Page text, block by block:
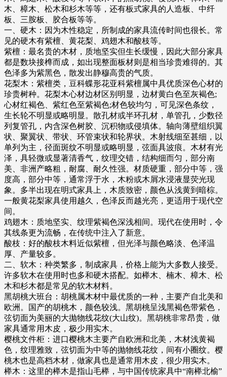
木、樟木、松木和杉木等等，还有板式家具的人造板、中纤
板、三胺板、胶合板等等。
一、硬木：因为木性稳定，所制成的家具流传时间也很长。常
见的硬木有紫檀、黄花梨、鸡翅木和酸枝等。
紫檀：最名贵的木材，质地坚实但生长缓慢，因此大部分家具
都是数块接榫而成，如出现整面板材则是相当珍贵难得的。其
色泽多为紫黑色，散发出静穆高贵的气质。
花梨木：紫檀类，豆科蝶形花亚科紫檀属中具优质深色心材的
珍贵树种。花梨木心材边材区别明显，边材黄白色至灰褐色;
心材红褐色、紫红色至紫褐色;材色较均匀，可见深色条纹，
生长轮不明显或略明显。散孔材或半环孔材，单管孔，少数径
列复管孔，内含深色树胶、沉积物或侵填体。轴向薄壁组织翼
状、聚翼状、带状、环管束状和轮界状。木射线细至甚细，以
单列为主，径面斑纹不明显或略明显，弦面具波痕。木材有光
泽，具轻微或显著清香气，纹理交错，结构细而匀，部分南
美、非洲产略粗，耐腐、耐久性强。材质硬重，部分中等，强
度高，部分中等，通常浮于水，木粉或木屑水浸液显荧光现
象。多半出现在明式家具上，木质致密，颜色从浅黄到暗棕。
一般黄花梨家具使用越久，色泽反而越光亮，更适用于现代空
间。
鸡翅木：质地坚实、纹理紫褐色深浅相间。现代在使用时，令
其线条更为流畅，在传统中注入了新意。
酸枝：好的酸枝木料近似紫檀，但光泽与颜色略淡、色泽温
厚、产量较多。
二、软木：种类繁多，制成家具，价格上能为大多数人接受。
许多软木在使用时也多和硬木搭配。如榉木、楠木、樟木、松
木和杉木都是常见的软木材料。
黑胡桃大班台：胡桃属木材中最优质的一种，主要产自北美和
欧洲。国产的胡桃木，颜色较浅。黑胡桃呈浅黑褐色带紫色，
弦切面为美丽的大抛物线花纹(大山纹)。黑胡桃非常昂贵，做
家具通常用木皮，极少用实木。
樱桃文件柜：进口樱桃木主要产自欧洲和北美，木材浅黄褐
色，纹理雅致，弦切面为中等的抛物线花纹，间有小圈纹。樱
桃木也是高档木材，做家具也是通常用木皮，很少用实木。
榉木：这里的榉木是指山毛榉，与中国传统家具中“南榉北榆”